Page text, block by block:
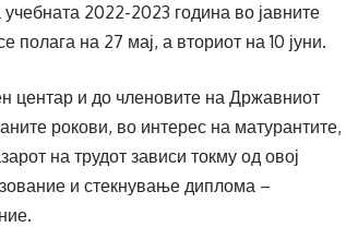
2022-2023 година во јавните
на 27 мај, а вториот на 10 јуни.
центар и до членовите на Државниот
рокови, во интерес на матурантите,
на трудот зависи токму од овој
и стекнување диплома –